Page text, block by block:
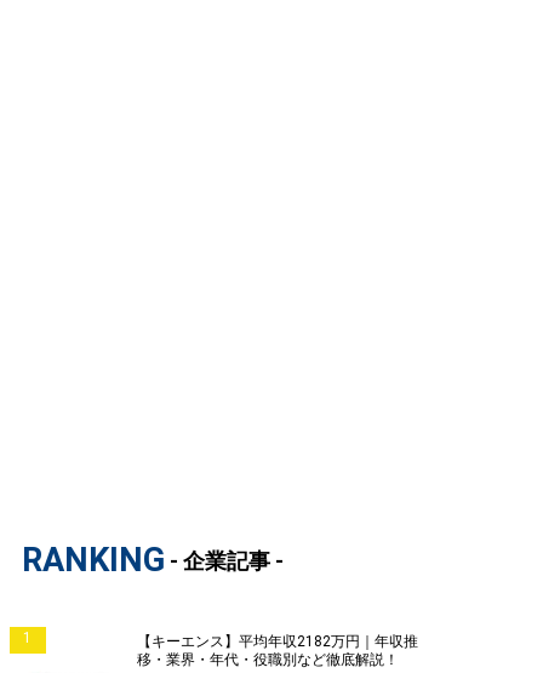
RANKING - 企業記事 -
1
【キーエンス】平均年収2182万円｜年収推
移・業界・年代・役職別など徹底解説！